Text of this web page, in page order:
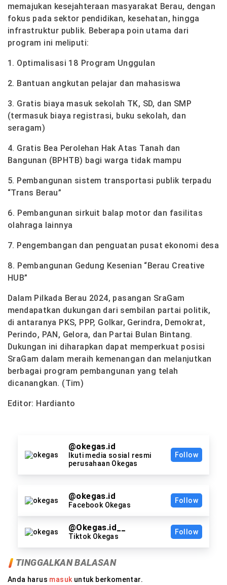
memajukan kesejahteraan masyarakat Berau, dengan
fokus pada sektor pendidikan, kesehatan, hingga
infrastruktur publik. Beberapa poin utama dari
program ini meliputi:
1. Optimalisasi 18 Program Unggulan
2. Bantuan angkutan pelajar dan mahasiswa
3. Gratis biaya masuk sekolah TK, SD, dan SMP
(termasuk biaya registrasi, buku sekolah, dan
seragam)
4. Gratis Bea Perolehan Hak Atas Tanah dan
Bangunan (BPHTB) bagi warga tidak mampu
5. Pembangunan sistem transportasi publik terpadu
“Trans Berau”
6. Pembangunan sirkuit balap motor dan fasilitas
olahraga lainnya
7. Pengembangan dan penguatan pusat ekonomi desa
8. Pembangunan Gedung Kesenian “Berau Creative
HUB”
Dalam Pilkada Berau 2024, pasangan SraGam
mendapatkan dukungan dari sembilan partai politik,
di antaranya PKS, PPP, Golkar, Gerindra, Demokrat,
Perindo, PAN, Gelora, dan Partai Bulan Bintang.
Dukungan ini diharapkan dapat memperkuat posisi
SraGam dalam meraih kemenangan dan melanjutkan
berbagai program pembangunan yang telah
dicanangkan. (Tim)
Editor: Hardianto
@okegas.id
Ikuti media sosial resmi
perusahaan Okegas
Follow
@okegas.id
Facebook Okegas
Follow
@Okegas.id__
Tiktok Okegas
Follow
TINGGALKAN BALASAN
Anda harus masuk untuk berkomentar.